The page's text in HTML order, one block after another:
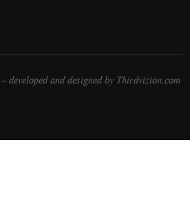
developed and designed by Thirdvizion.com